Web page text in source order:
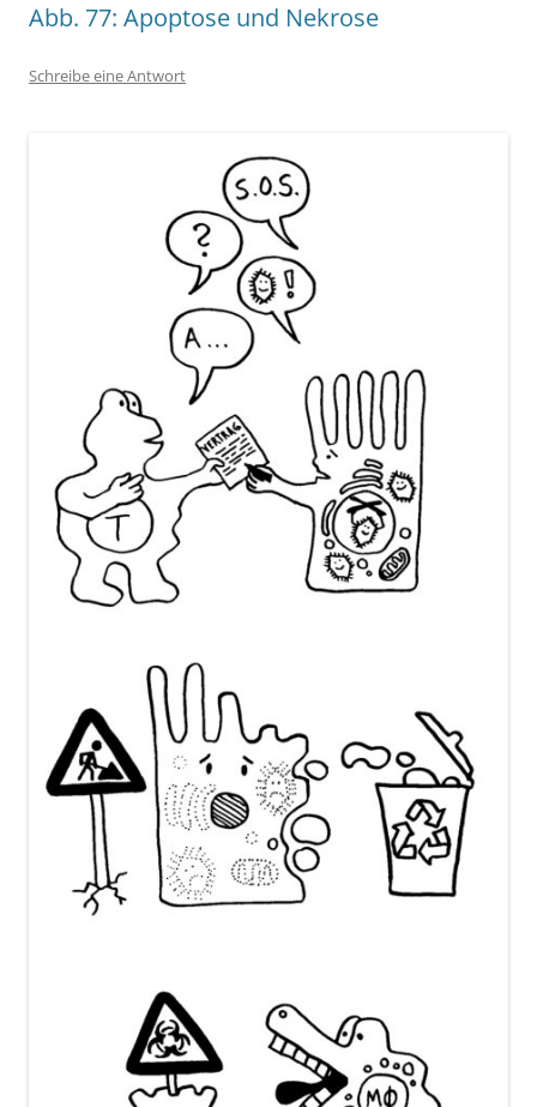
Abb. 77: Apoptose und Nekrose
Schreibe eine Antwort